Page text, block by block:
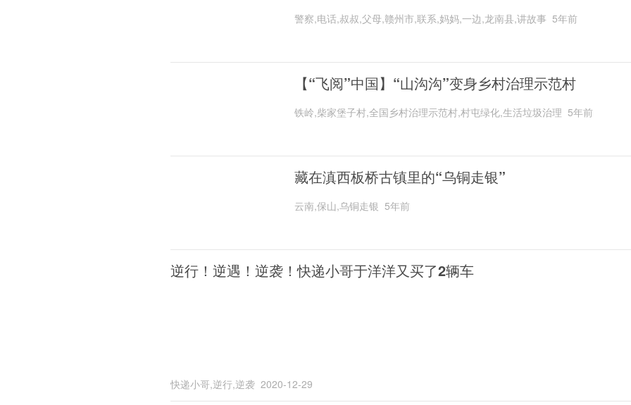
警察,电话,叔叔,父母,赣州市,联系,妈妈,一边,龙南县,讲故事 5年前
【“飞阅”中国】“山沟沟”变身乡村治理示范村
铁岭,柴家堡子村,全国乡村治理示范村,村屯绿化,生活垃圾治理 5年前
藏在滇西板桥古镇里的“乌铜走银”
云南,保山,乌铜走银 5年前
逆行！逆遇！逆袭！快递小哥于洋洋又买了2辆车
快递小哥,逆行,逆袭 2020-12-29